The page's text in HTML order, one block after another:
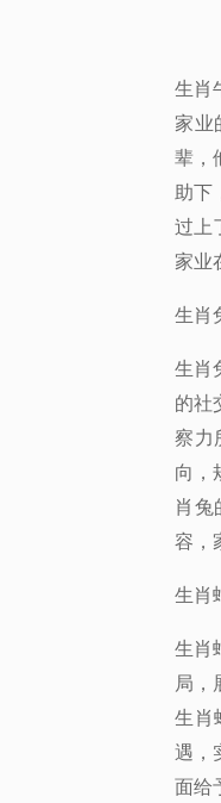
生肖
家业
辈，
助下
过上
家业
生肖
生肖
的社
察力
向，
肖兔
容，
生肖
生肖
局，
生肖
遇，
面给